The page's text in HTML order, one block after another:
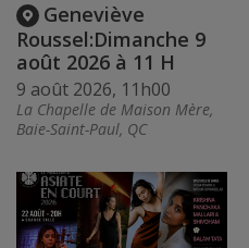
Geneviève
Roussel:Dimanche 9
août 2026 à 11 H
9 août 2026, 11h00
La Chapelle de Maison Mère,
Baie-Saint-Paul, QC